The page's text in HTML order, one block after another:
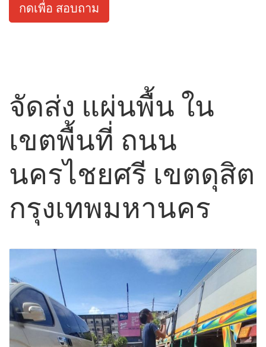
กดเพื่อ สอบถาม
จัดส่ง แผ่นพื้น ใน
เขตพื้นที่ ถนน
นครไชยศรี เขตดุสิต
กรุงเทพมหานคร